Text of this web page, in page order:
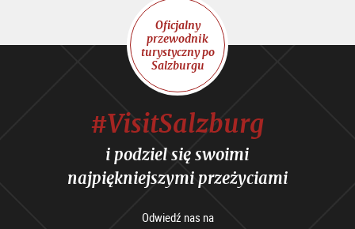
Oficjalny
przewodnik
turystyczny po
Salzburgu
#VisitSalzburg
i podziel się swoimi
najpiękniejszymi przeżyciami
Odwiedź nas na